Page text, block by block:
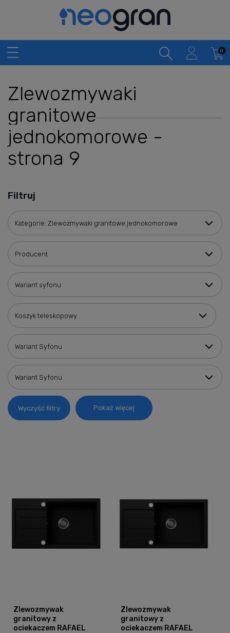
Zlewozmywaki
granitowe
jednokomorowe -
strona 9
Filtruj
Kategorie: Zlewozmywaki granitowe jednokomorowe
Producent
Wariant syfonu
Koszyk teleskopowy
Wariant Syfonu
Wariant Syfonu
Wyczyść filtry Pokaż więcej
Zlewozmywak
granitowy z
ociekaczem RAFAEL
Zlewozmywak
granitowy z
ociekaczem RAFAEL